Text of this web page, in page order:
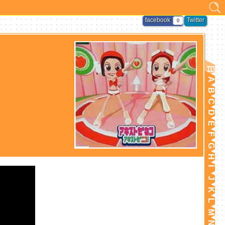
Twitter
facebook 0
日
A
B
C
D
E
F
G
H
I
J
K
L
M
N